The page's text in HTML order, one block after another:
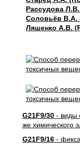
Рассудова Л.В.
Соловьёв В.А.
Ляшенко А.В.
G21F9/30- виды
же химического
G21F9/16-